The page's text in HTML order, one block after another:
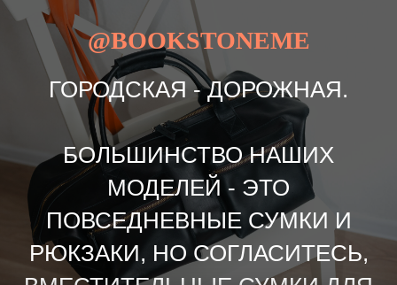
@BOOKSTONEME
ГОРОДСКАЯ - ДОРОЖНАЯ.
БОЛЬШИНСТВО НАШИХ
МОДЕЛЕЙ - ЭТО
ПОВСЕДНЕВНЫЕ СУМКИ И
РЮКЗАКИ, НО СОГЛАСИТЕСЬ,